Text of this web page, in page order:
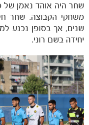
משחקים
ותוצאות
שחר היה אוהד נאמן של
משחקי הקבוצה. שחר
יחידה בשם רוני.